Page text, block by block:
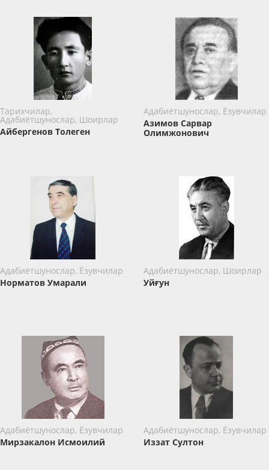
Тарихчилар,
Адабиётшунослар, Шоирлар
Айбергенов Толеген
Адабиётшунослар, Ёзувчилар
Азимов Сарвар
Олимжонович
Адабиётшунослар, Ёзувчилар
Норматов Умарали
Адабиётшунослар, Шоирлар
Уйғун
Адабиётшунослар, Ёзувчилар
Мирзакалон Исмоилий
Адабиётшунослар, Ёзувчилар
Иззат Султон